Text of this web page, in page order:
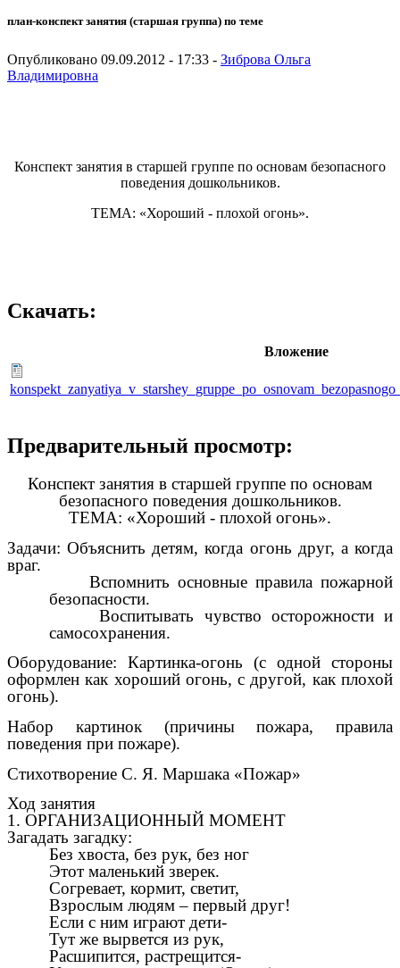
план-конспект занятия (старшая группа) по теме
Опубликовано 09.09.2012 - 17:33 - Зиброва Ольга
Владимировна
Конспект занятия в старшей группе по основам безопасного
поведения дошкольников.
ТЕМА: «Хороший - плохой огонь».
Скачать:
Вложение
Предварительный просмотр:
Конспект занятия в старшей группе по основам
безопасного поведения дошкольников.
ТЕМА: «Хороший - плохой огонь».
Задачи: Объяснить детям, когда огонь друг, а когда
враг.
Вспомнить основные правила пожарной
безопасности.
Воспитывать чувство осторожности и
самосохранения.
Оборудование: Картинка-огонь (с одной стороны
оформлен как хороший огонь, с другой, как плохой
огонь).
Набор картинок (причины пожара, правила
поведения при пожаре).
Стихотворение С. Я. Маршака «Пожар»
Ход занятия
1. ОРГАНИЗАЦИОННЫЙ МОМЕНТ
Загадать загадку:
Без хвоста, без рук, без ног
Этот маленький зверек.
Согревает, кормит, светит,
Взрослым людям – первый друг!
Если с ним играют дети-
Тут же вырвется из рук,
Расшипится, растрещится-